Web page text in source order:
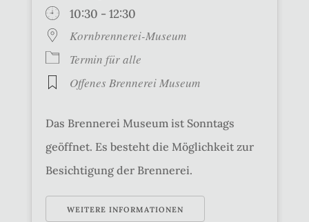
10:30 - 12:30
Kornbrennerei-Museum
Termin für alle
Offenes Brennerei Museum
Das Brennerei Museum ist Sonntags
geöffnet. Es besteht die Möglichkeit zur
Besichtigung der Brennerei.
WEITERE INFORMATIONEN